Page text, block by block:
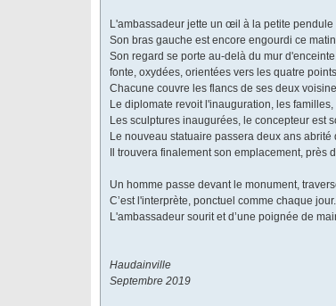
L'ambassadeur jette un œil à la petite
Son bras gauche est encore engourdi ce
Son regard se porte au-delà du mur
fonte, oxydées, orientées vers les quatre
Chacune couvre les flancs de ses deux
Le diplomate revoit l'inauguration, les
Les sculptures inaugurées, le concepteur est
Le nouveau statuaire passera deux ans abrité
Il trouvera finalement son emplacement,
Un homme passe devant le monument,
C’est l'interprète, ponctuel comme chaque
L'ambassadeur sourit et d’une poignée de
Haudainville
Septembre 2019